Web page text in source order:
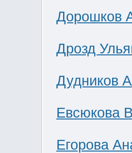
Дорошков
Дрозд
Дудников
Евсюкова
Егорова